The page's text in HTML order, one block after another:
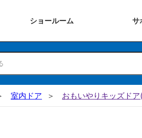
ショールーム サ
室内ドア おもいやりキッズド